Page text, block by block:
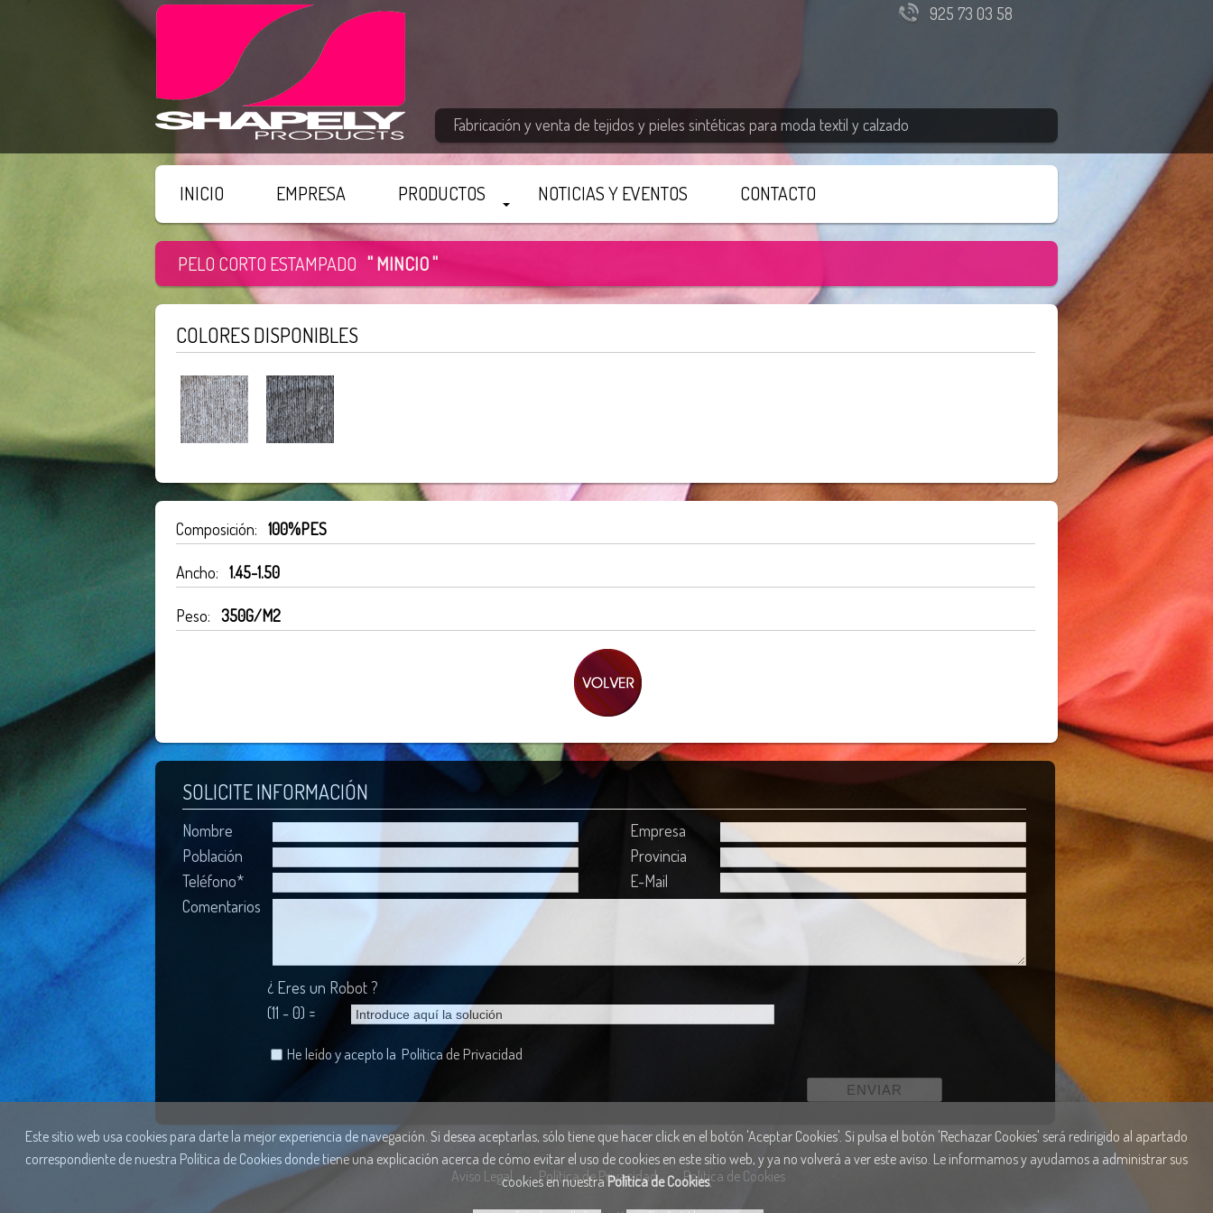
Este sitio web usa cookies para darte la mejor experiencia de navegación. Si desea aceptarlas, sólo tiene que hacer click en el botón 'Aceptar Cookies'. Si pulsa el botón 'Rechazar Cookies' será redirigido al apartado
correspondiente de nuestra Política de Cookies donde tiene una explicación acerca de cómo evitar el uso de cookies en este sitio web, y ya no volverá a ver este aviso. Le informamos y ayudamos a administrar sus
cookies en nuestraPolítica de Cookies.
925 73 03 58
Fabricación y venta de tejidos y pieles sintéticas para moda textil y calzado
INICIO EMPRESA PRODUCTOS NOTICIAS Y EVENTOS CONTACTO
PELO CORTO ESTAMPADO " MINCIO "
COLORES DISPONIBLES
Composición: 100%PES
Ancho: 1.45-1.50
Peso: 350G/M2
SOLICITE INFORMACIÓN
Nombre
Empresa
Población
Provincia
Teléfono*
E-Mail
Comentarios
¿ Eres un Robot ?
(11 - 0) =
He leído y acepto la Política de Privacidad
Aviso Legal Política de Privacidad Política de Cookies